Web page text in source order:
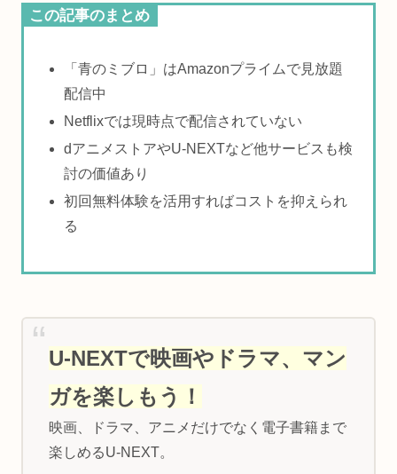
この記事のまとめ
「青のミブロ」はAmazonプライムで見放題
配信中
Netflixでは現時点で配信されていない
dアニメストアやU-NEXTなど他サービスも検
討の価値あり
初回無料体験を活用すればコストを抑えられ
る
U-NEXTで映画やドラマ、マン
ガを楽しもう！
映画、ドラマ、アニメだけでなく電子書籍まで
楽しめるU-NEXT。